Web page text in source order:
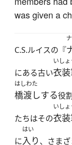
was given a
C.S.ルイスの『
にある古い
いし
衣
はしわた
橋渡しする役
たちはその
いし
衣
に
はい
入り、さまざ